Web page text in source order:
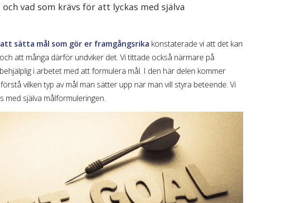
vad som krävs för att lyckas med själva
sätta mål som gör er framgångsrika konstaterade vi att det kan
att många därför undviker det. Vi tittade också närmare på
i arbetet med att formulera mål. I den här delen kommer
vilken typ av mål man sätter upp när man vill styra beteende. Vi
med själva målformuleringen.